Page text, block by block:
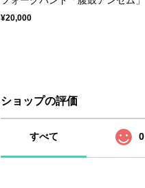
¥20,000
ショップの評価
すべて 0